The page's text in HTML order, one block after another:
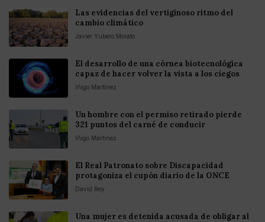
Las evidencias del vertiginoso ritmo del
cambio climático
Javier Yubero Morato
El desarrollo de una córnea biotecnológica
capaz de hacer volver la vista a los ciegos
Iñigo Martinez
Un hombre con el permiso retirado pierde
321 puntos del carné de conducir
Iñigo Martinez
El Real Patronato sobre Discapacidad
protagoniza el cupón diario de la ONCE
David Rey
Una mujer es detenida acusada de obligar al